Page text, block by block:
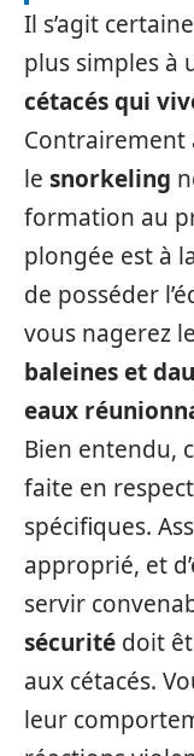
Il s’agit
plus simples à
cétacés qui
Contrairement
le snorkeling
formation au
plongée est à
de posséder
vous nagerez
baleines et
eaux
Bien entendu,
faite en
spécifiques.
approprié, et
servir
sécurité doit
aux cétacés.
leur